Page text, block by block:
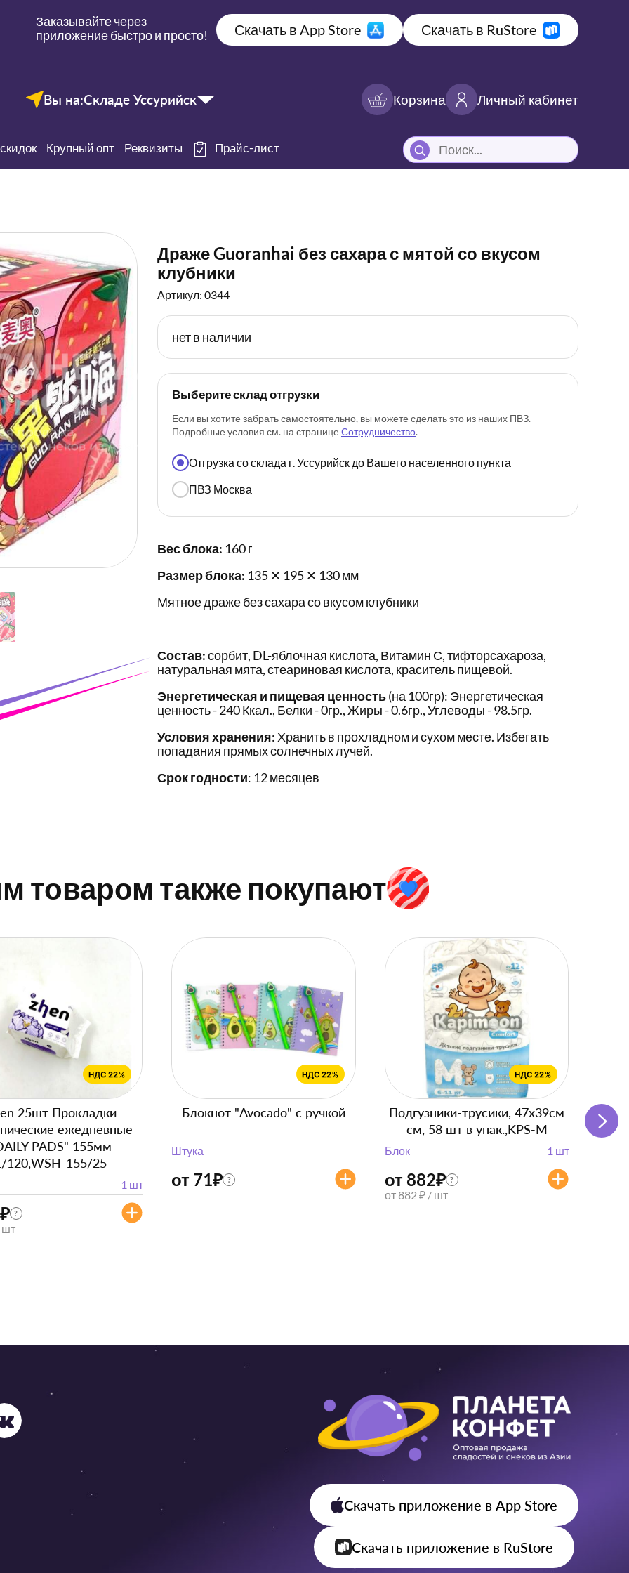
Заказывайте через
приложение быстро и просто!
Скачать в App Store Скачать в RuStore
Вы на:Складе Уссурийск Корзина Личный кабинет
Крупный опт Реквизиты Прайс-лист
Драже Guoranhai без сахара с мятой со вкусом
клубники
Артикул: 0344
нет в наличии
Выберите склад отгрузки
Если вы хотите забрать самостоятельно, вы можете сделать это из наших ПВЗ.
Подробные условия см. на странице Сотрудничество.
Отгрузка со склада г. Уссурийск до Вашего населенного пункта
ПВЗ Москва
Вес блока: 160 г
Размер блока: 135 ✕ 195 ✕ 130 мм
Мятное драже без сахара со вкусом клубники
Состав:сорбит, DL-яблочная кислота, Витамин С, тифторсахароза,
натуральная мята, стеариновая кислота, краситель пищевой.
Энергетическая и пищевая ценность(на 100гр): Энергетическая
ценность - 240 Ккал., Белки - 0гр., Жиры - 0.6гр., Углеводы - 98.5гр.
Условия хранения: Хранить в прохладном и сухом месте. Избегать
попадания прямых солнечных лучей.
Срок годности: 12 месяцев
товаром также покупают
25шт Прокладки
ежедневные
PADS" 155мм
120,WSH-155/25
1 шт
₽ ?
шт
Блокнот "Avocado" с ручкой
Штука
от 71₽ ?
Подгузники-трусики, 47x39см
см, 58 шт в упак.,KPS-M
Блок 1 шт
от 882₽ ?
от 882 ₽ / шт
Скачать приложение в App Store
Скачать приложение в RuStore